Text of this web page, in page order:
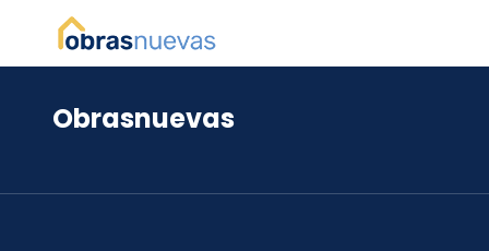
*
Obrasnuevas